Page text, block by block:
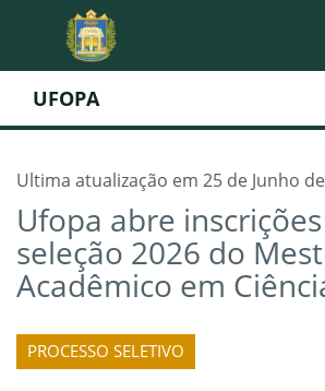
UFOPA
Ultima atualização em 25 de Junho
Ufopa abre
seleção 2026 do
Acadêmico em
PROCESSO SELETIVO